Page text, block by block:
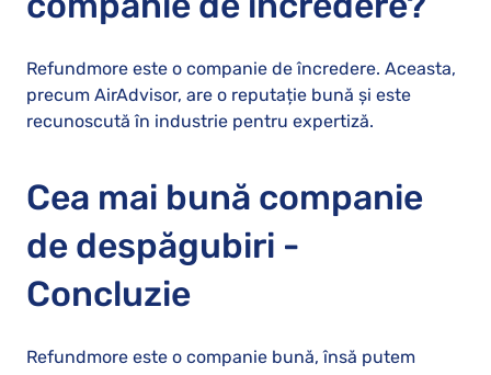
Refundmore este o companie de încredere. Aceasta,
precum AirAdvisor, are o reputație bună și este
recunoscută în industrie pentru expertiză.
Cea mai bună companie
de despăgubiri -
Concluzie
Refundmore este o companie bună, însă putem